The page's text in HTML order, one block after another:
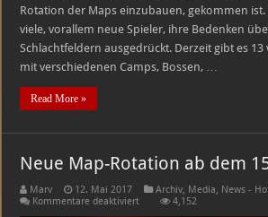
Rotation der Maps einzubauen, gekommen ist.
viele, vorallem neue Spieler, ihre Bedenken
Schlachtfeldern ausgedrückt. Derzeit gibt es 13
mit verschiedenen Camps, Bossen, …
Read More »
Neue Map-Rotation ab dem
Marv 12. Mai 2017 Archiv, Media, News -
Kommentare deaktiviertfür
4,152